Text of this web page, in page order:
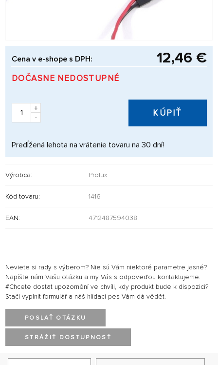
Cena v e-shope s DPH: 12,46 €
DOČASNE NEDOSTUPNÉ
+
-
KÚPIŤ
Predĺžená lehota na vrátenie tovaru na 30 dní!
Výrobca: Prolux
Kód tovaru: 1416
EAN: 4712487594038
Neviete si rady s výberom? Nie sú Vám niektoré parametre jasné?
Napíšte nám Vašu otázku a my Vás s odpoveďou kontaktujeme.
#Chcete dostat upozornění ve chvíli, kdy produkt bude k dispozici?
Stačí vyplnit formulář a náš hlídací pes Vám dá vědět.
POSLAŤ OTÁZKU
STRÁŽIŤ DOSTUPNOSŤ